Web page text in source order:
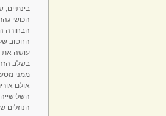
הכושי
הבחורה
החטוב
עושה את
בשלב
ממני
אולם
הנוזלים